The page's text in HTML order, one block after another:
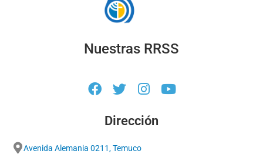
Nuestras RRSS
Dirección
Avenida Alemania 0211, Temuco